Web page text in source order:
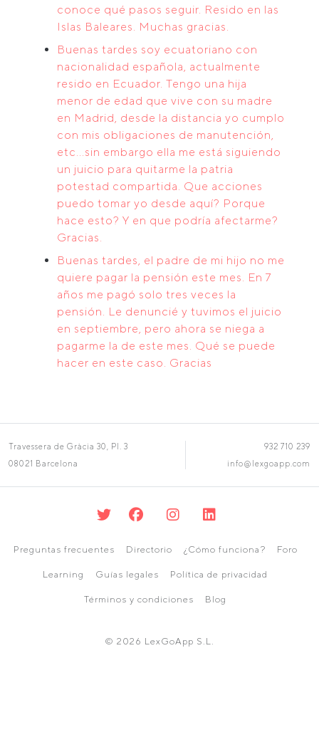
conoce qué pasos seguir. Resido en las
Islas Baleares. Muchas gracias.
Buenas tardes soy ecuatoriano con
nacionalidad española, actualmente
resido en Ecuador. Tengo una hija
menor de edad que vive con su madre
en Madrid, desde la distancia yo cumplo
con mis obligaciones de manutención,
etc...sin embargo ella me está siguiendo
un juicio para quitarme la patria
potestad compartida. Que acciones
puedo tomar yo desde aquí? Porque
hace esto? Y en que podría afectarme?
Gracias.
Buenas tardes, el padre de mi hijo no me
quiere pagar la pensión este mes. En 7
años me pagó solo tres veces la
pensión. Le denuncié y tuvimos el juicio
en septiembre, pero ahora se niega a
pagarme la de este mes. Qué se puede
hacer en este caso. Gracias
Travessera de Gràcia 30, Pl. 3
08021 Barcelona
932 710 239
info@lexgoapp.com
Preguntas frecuentes Directorio ¿Cómo funciona? Foro
Learning Guías legales Política de privacidad
Términos y condiciones Blog
© 2026 LexGoApp S.L.